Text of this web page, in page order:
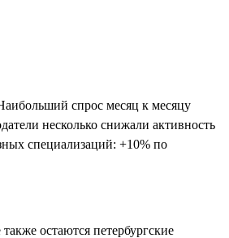
спрос месяц к месяцу
несколько снижали активность
специализаций: +10% по
остаются петербургские